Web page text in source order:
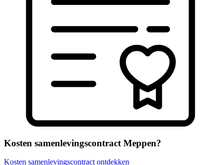
Kosten samenlevingscontract Meppen?
Kosten samenlevingscontract ontdekken